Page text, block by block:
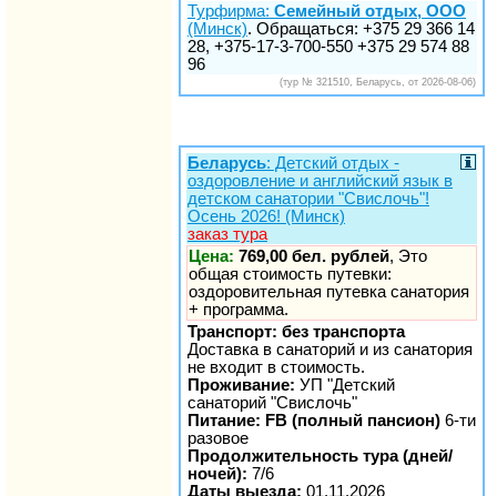
Турфирма: Семейный отдых, ООО
(Минск). Обращаться: +375 29 366 14
28, +375-17-3-700-550 +375 29 574 88
96
(тур № 321510, Беларусь, от 2026-08-06)
Беларусь: Детский отдых -
оздоровление и английский язык в
детском санатории "Свислочь"!
Осень 2026! (Минск)
заказ тура
Цена: 769,00 бел. рублей, Это
общая стоимость путевки:
оздоровительная путевка санатория
+ программа.
Транспорт: без транспорта
Доставка в санаторий и из санатория
не входит в стоимость.
Проживание: УП "Детский
санаторий "Свислочь"
Питание: FB (полный пансион) 6-ти
разовое
Продолжительность тура (дней/
ночей): 7/6
Даты выезда: 01.11.2026